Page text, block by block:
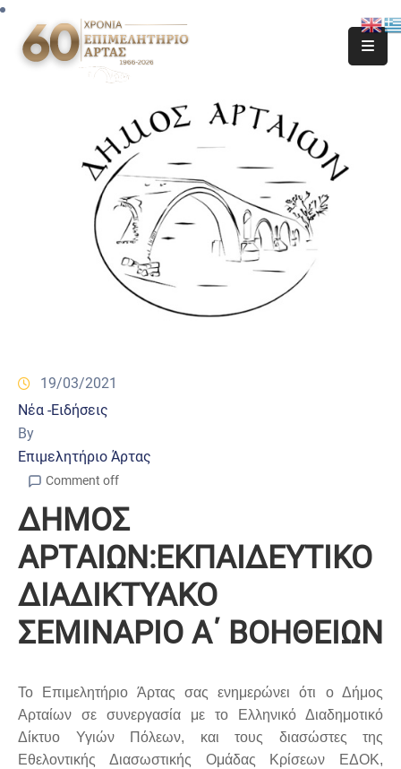
19/03/2021
Νέα -Ειδήσεις
By
Επιμελητήριο Άρτας
Comment off
ΔΗΜΟΣ
ΑΡΤΑΙΩΝ:ΕΚΠΑΙΔΕΥΤΙΚΟ
ΔΙΑΔΙΚΤΥΑΚΟ
ΣΕΜΙΝΑΡΙΟ Α΄ ΒΟΗΘΕΙΩΝ
Το Επιμελητήριο Άρτας σας ενημερώνει ότι ο Δήμος
Αρταίων σε συνεργασία με το Ελληνικό Διαδημοτικό
Δίκτυο Υγιών Πόλεων, και τους διασώστες της
Εθελοντικής Διασωστικής Ομάδας Κρίσεων ΕΔΟΚ,